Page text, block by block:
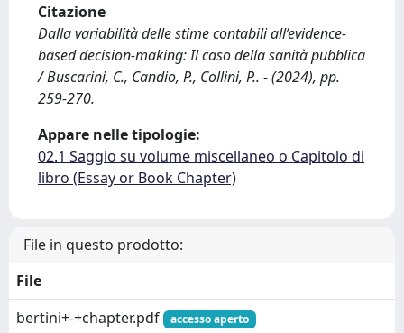
Citazione
Dalla variabilità delle stime contabili all’evidence-
based decision-making: Il caso della sanità pubblica
/ Buscarini, C., Candio, P., Collini, P.. - (2024), pp.
259-270.
Appare nelle tipologie:
02.1 Saggio su volume miscellaneo o Capitolo di
libro (Essay or Book Chapter)
File in questo prodotto:
File
bertini+-+chapter.pdf
accesso aperto